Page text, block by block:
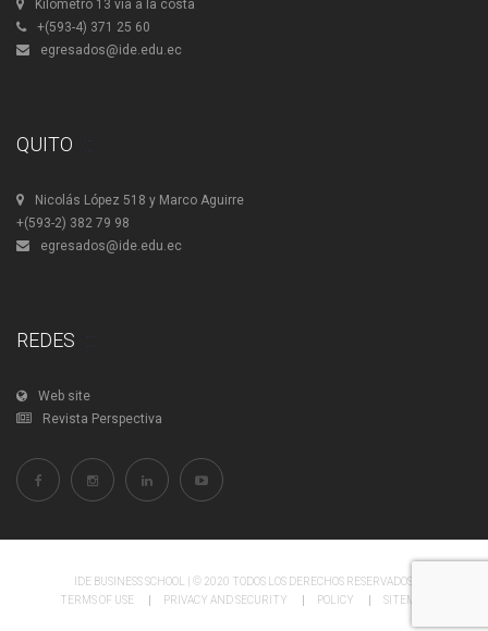
Kilómetro 13 vía a la costa
+(593-4) 371 25 60
egresados@ide.edu.ec
QUITO
Nicolás López 518 y Marco Aguirre
+(593-2) 382 79 98
egresados@ide.edu.ec
REDES
Web site
Revista Perspectiva
IDE BUSINESS SCHOOL | © 2020 TODOS LOS DERECHOS RESERVADOS.
TERMS OF USE
PRIVACY AND SECURITY POLICY SITEMAP